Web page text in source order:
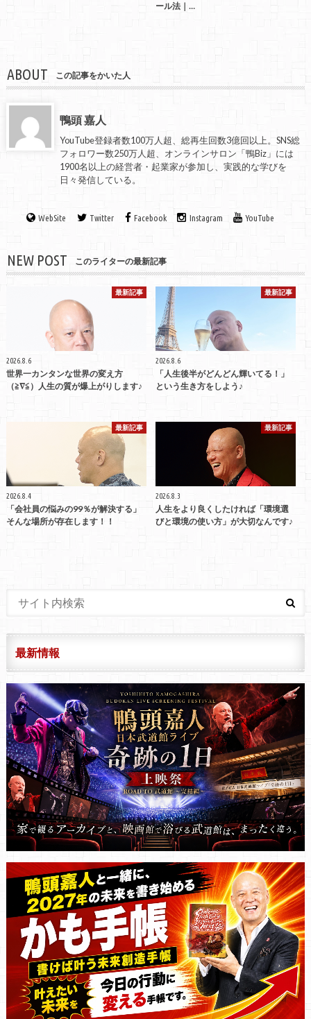
ール法｜…
ABOUT この記事をかいた人
鴨頭 嘉人
YouTube登録者数100万人超、総再生回数3億回以上。SNS総
フォロワー数250万人超、オンラインサロン「鴨Biz」には
1900名以上の経営者・起業家が参加し、実践的な学びを
日々発信している。
WebSite Twitter Facebook Instagram YouTube
NEW POST このライターの最新記事
最新記事
2026.8.6
世界一カンタンな世界の変え方
（≧∇≦）人生の質が爆上がりします♪
最新記事
2026.8.6
「人生後半がどんどん輝いてる！」
という生き方をしよう♪
最新記事
2026.8.4
「会社員の悩みの99％が解決する」
そんな場所が存在します！！
最新記事
2026.8.3
人生をより良くしたければ「環境選
びと環境の使い方」が大切なんです♪
最新情報